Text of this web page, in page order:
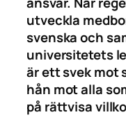
utveckla
svenska och
universitetets
är ett svek mot
hån mot alla
på rättvisa